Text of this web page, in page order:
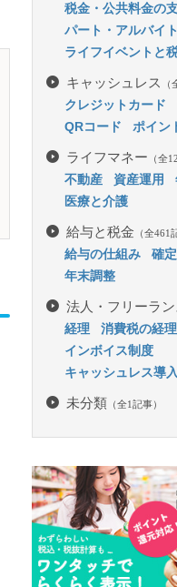
税金・公共料金の
パート・アルバイト
ライフイベントと
キャッシュレス （
クレジットカード
QRコード
ポイン
ライフマネー （全
不動産 資産運用
医療と介護
給与と税金 （全461
給与の仕組み
確
年末調整
法人・フリーラン
経理
消費税の経理
インボイス制度
キャッシュレス導入
未分類 （全1記事）